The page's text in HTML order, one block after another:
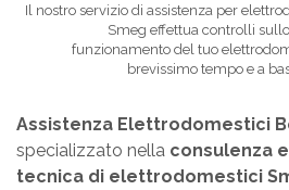
Il nostro servizio di assistenza per
Smeg effettua controlli
funzionamento del tuo
brevissimo tempo e a
Assistenza Elettrodomestici
specializzato nella consulenza
tecnica di elettrodomestici